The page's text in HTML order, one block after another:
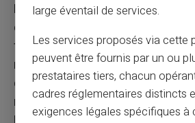
Durante as festas de fim de ano,
chegue a data de seu
familiares já não necessitarão
numerário, mas terão a opção de
dinheiro diretamente por
mediante cupões de recarga
large éventail de services.
Les services proposés via cette
peuvent être fournis par un ou
prestataires tiers, chacun
cadres réglementaires distincts
exigences légales spécifiques à